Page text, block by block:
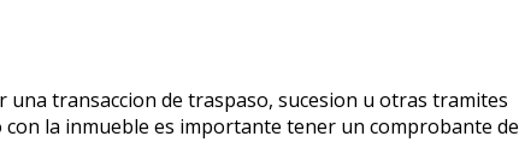
una transaccion de traspaso, sucesion u otras tramites
con la inmueble es importante tener un comprobante de